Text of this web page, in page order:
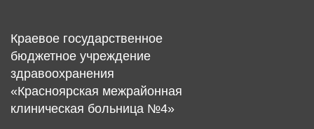
Краевое государственное
бюджетное учреждение
здравоохранения
«Красноярская межрайонная
клиническая больница №4»